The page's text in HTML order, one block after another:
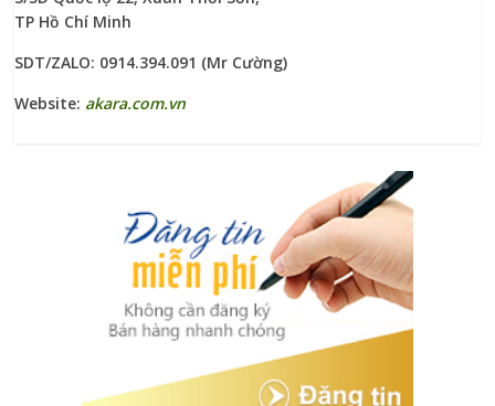
TP Hồ Chí Minh
SDT/ZALO: 0914.394.091 (Mr Cường)
Website: akara.com.vn